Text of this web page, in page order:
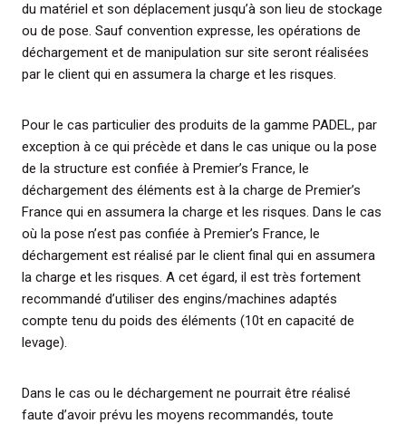
du matériel et son déplacement jusqu’à son lieu de stockage
ou de pose. Sauf convention expresse, les opérations de
déchargement et de manipulation sur site seront réalisées
par le client qui en assumera la charge et les risques.
Pour le cas particulier des produits de la gamme PADEL, par
exception à ce qui précède et dans le cas unique ou la pose
de la structure est confiée à Premier’s France, le
déchargement des éléments est à la charge de Premier’s
France qui en assumera la charge et les risques. Dans le cas
où la pose n’est pas confiée à Premier’s France, le
déchargement est réalisé par le client final qui en assumera
la charge et les risques. A cet égard, il est très fortement
recommandé d’utiliser des engins/machines adaptés
compte tenu du poids des éléments (10t en capacité de
levage).
Dans le cas ou le déchargement ne pourrait être réalisé
faute d’avoir prévu les moyens recommandés, toute